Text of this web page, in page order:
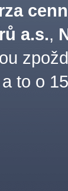
a.s.,
to o